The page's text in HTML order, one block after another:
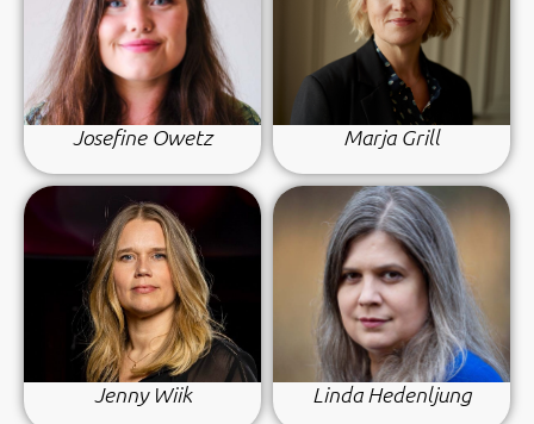
Josefine Owetz Marja Grill
Jenny Wiik Linda Hedenljung